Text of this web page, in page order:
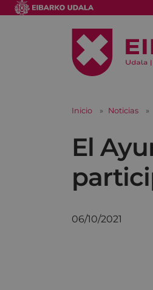
Inicio Noticias
El
06/10/2021